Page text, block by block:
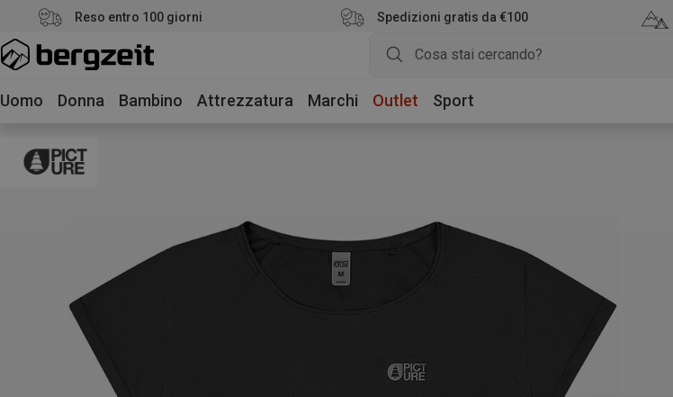
Reso entro 100 giorni Spedizioni gratis da €100
Uomo Donna Bambino Attrezzatura Marchi Outlet Sport